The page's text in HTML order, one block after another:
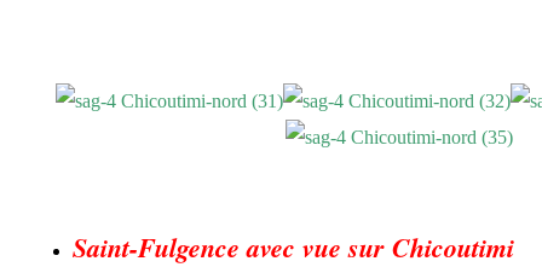
Saint-Fulgence avec vue sur Chicoutimi